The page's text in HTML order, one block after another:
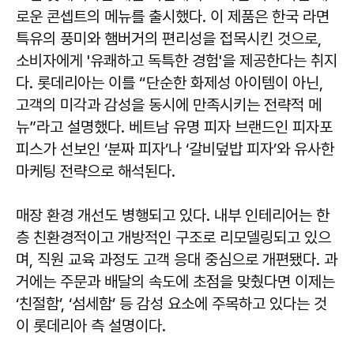
로운 콘셉트의 메뉴를 출시했다. 이 제품은 한국 라면
특유의 풍미와 햄버거의 편리성을 접목시킨 것으로,
소비자에게 '유쾌하고 독특한 경험'을 제공한다는 취지
다. 롯데리아는 이를 “단순한 화제성 아이템이 아닌,
고객의 미각과 감성을 동시에 만족시키는 전략적 메
뉴”라고 설명했다. 베트남 유명 피자 브랜드인 피자포
피스가 선보인 ‘분짜 피자’나 ‘갈비덮밥 피자’와 유사한
마케팅 전략으로 해석된다.
매장 환경 개선도 병행되고 있다. 내부 인테리어는 한
층 친환경적이고 개방적인 구조로 리모델링되고 있으
며, 직원 교육 과정도 고객 응대 중심으로 개편됐다. 과
거에는 주문과 배달의 속도에 초점을 맞췄다면 이제는
‘친절함’, ‘섬세함’ 등 감성 요소에 주목하고 있다는 것
이 롯데리아 측 설명이다.